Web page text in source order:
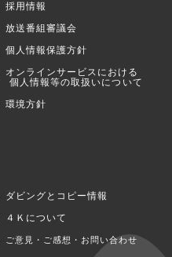
採用情報
放送番組審議会
個人情報保護方針
オンラインサービスにおける
個人情報等の取扱いについて
環境方針
ダビングとコピー情報
４Ｋについて
ご意見・ご感想・お問い合わせ